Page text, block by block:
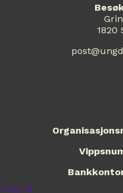
1820
Logg inn